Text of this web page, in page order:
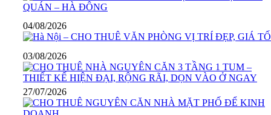
04/08/2026
03/08/2026
27/07/2026